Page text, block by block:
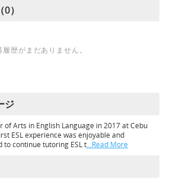
）
履歴がまだありません。
ジ
of Arts in English Language in 2017 at Cebu
ESL experience was enjoyable and
to continue tutoring ESL t…Read More